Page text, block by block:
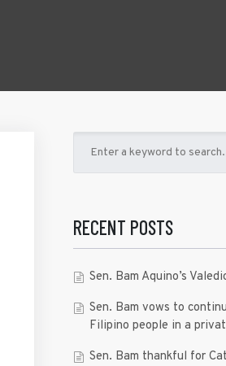
RECENT POSTS
Sen. Bam Aquino’s
Sen. Bam vows to
Filipino people in a
Sen. Bam thankful for